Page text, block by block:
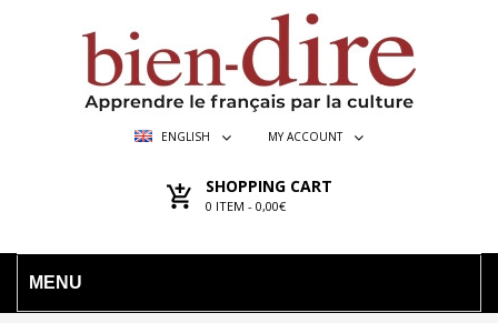
ENGLISH MY ACCOUNT
SHOPPING CART
0 ITEM - 0,00€
MENU